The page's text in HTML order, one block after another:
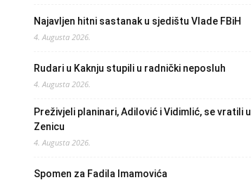
Najavljen hitni sastanak u sjedištu Vlade FBiH
4. Augusta 2026.
Rudari u Kaknju stupili u radnički neposluh
4. Augusta 2026.
Preživjeli planinari, Adilović i Vidimlić, se vratili u
Zenicu
4. Augusta 2026.
Spomen za Fadila Imamovića